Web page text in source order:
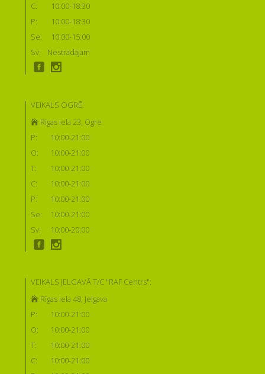
C:
10:00-18:30
P:
10:00-18:30
Se:
10:00-15:00
Sv:
Nestrādājam
VEIKALS OGRĒ:
Rīgas iela 23, Ogre
P:
10:00-21:00
O:
10:00-21:00
T:
10:00-21:00
C:
10:00-21:00
P:
10:00-21:00
Se:
10:00-21:00
Sv:
10:00-20:00
VEIKALS JELGAVĀ T/C "RAF Centrs":
Rīgas iela 48, Jelgava
P:
10:00-21:00
O:
10:00-21:00
T:
10:00-21:00
C:
10:00-21:00